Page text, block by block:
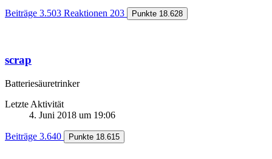
Beiträge 3.503 Reaktionen 203 Punkte 18.628
scrap
Batteriesäuretrinker
Letzte Aktivität
4. Juni 2018 um 19:06
Beiträge 3.640 Punkte 18.615